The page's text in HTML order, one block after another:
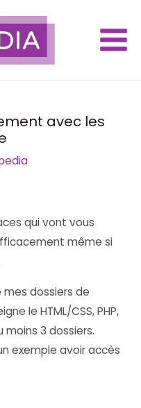
Main
avec les
qui vont vous
même si
dossiers de
le HTML/CSS, PHP,
3 dossiers.
exemple avoir accès